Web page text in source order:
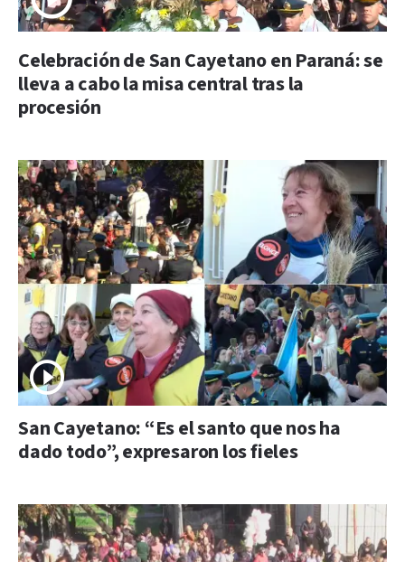
Celebración de San Cayetano en Paraná: se
lleva a cabo la misa central tras la
procesión
San Cayetano: “Es el santo que nos ha
dado todo”, expresaron los fieles